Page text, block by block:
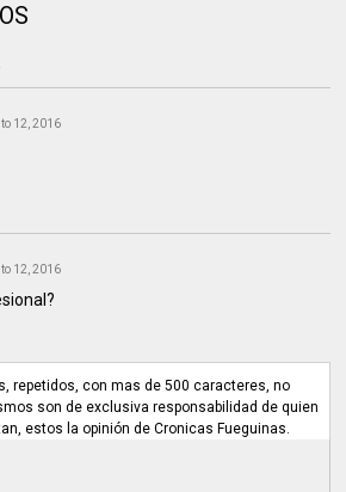
12, 2016
12, 2016
repetidos, con mas de 500 caracteres, no
son de exclusiva responsabilidad de quien
estos la opinión de Cronicas Fueguinas.